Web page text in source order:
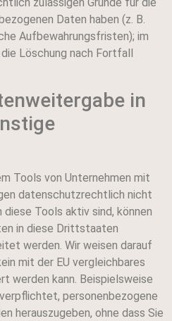
Daten haben (z. B.
Aufbewahrungsfristen); im
Löschung nach Fortfall
in
Tools von Unternehmen mit
datenschutzrechtlich nicht
Tools aktiv sind, können
in diese Drittstaaten
werden. Wir weisen darauf
mit der EU vergleichbares
werden kann. Beispielsweise
personenbezogene
herauszugeben, ohne dass Sie